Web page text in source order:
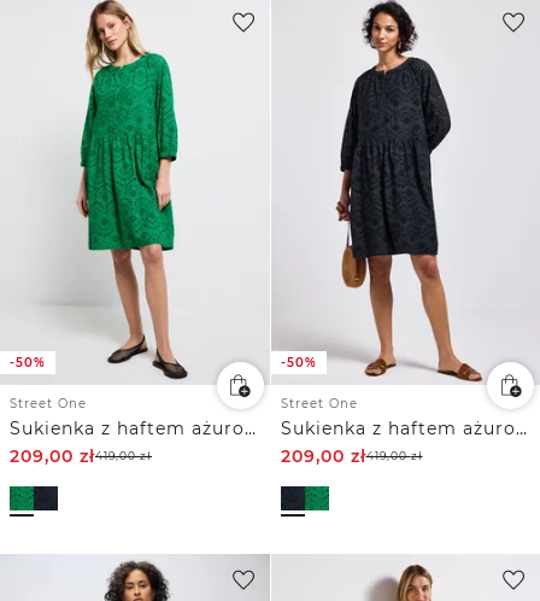
-50%
Street One
Sukienka z haftem ażurowym
209,00 zł419,00zł
-50%
Street One
Sukienka z haftem ażurowym
209,00 zł419,00zł